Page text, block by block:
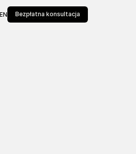
EN Bezpłatna konsultacja